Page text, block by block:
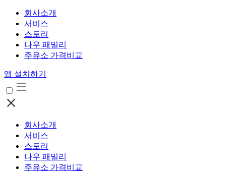
회사소개
서비스
스토리
나우 패밀리
주유소 가격비교
앱 설치하기
회사소개
서비스
스토리
나우 패밀리
주유소 가격비교